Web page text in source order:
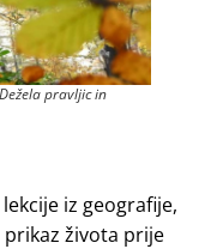
pravljic in
iz geografije,
života prije